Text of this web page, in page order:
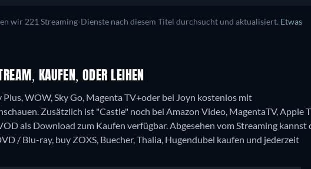
wir 221 Streaming-Dienste nach diesem Titel durchsucht und aktualisiert. Etwas
KAUFEN, ODER LEIHEN
WOW, Sky Go, Magenta TV+oder bei Joyn kostenlos mit
Zusätzlich ist "Castle" noch bei Amazon Video, MagentaTV, Apple
als Download zum Kaufen verfügbar. Abgesehen vom Streaming kannst
/ Blu-ray, buy ZOXS, Buecher, Thalia, Hugendubel kaufen und jederzeit